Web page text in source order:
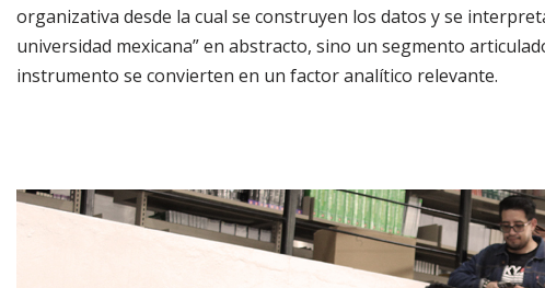
organizativa desde la cual se construyen los datos y se
universidad mexicana” en abstracto, sino un segmento
instrumento se convierten en un factor analítico relevante.